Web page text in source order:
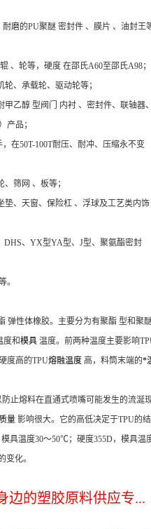
磨的PU聚醚 密封件 、膜片 、油封王
、轮等，硬度 在邵氏A60至邵氏A98；
、承载轮、驱动轮等；
乙醇 型阀门 内衬 、密封件、联轴器、
产品；
在50T-100T耐压、耐冲、压缩永不变
筛网 、板等；
垫、天窗、保险杠 、浮球及工艺类内饰
DHS、YX型YA型、J型、聚氨酯密封
。
弹性体橡胶。主要分为有聚酯 型和聚
度和模具 温度。前两种温度主要影响
度高的TPU熔融温度 高，料筒末端的*
止熔料在直通式喷嘴可能发生的流
量 影响很大。它的高低决定于TPU的
具温度30～50℃；硬度355D，模具
变化。
边的塑胶原料供应专...